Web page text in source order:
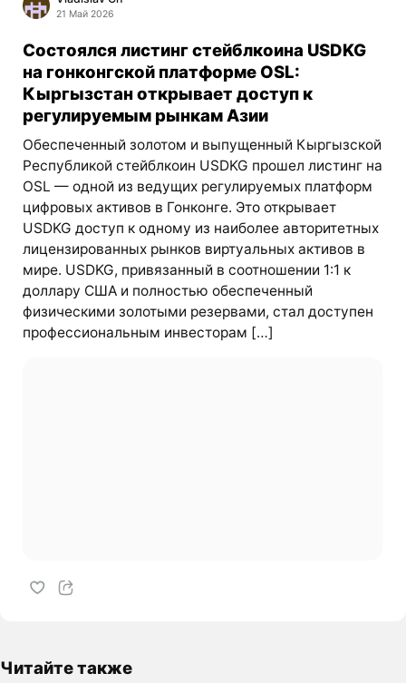
21 Май 2026
Состоялся листинг стейблкоина USDKG
на гонконгской платформе OSL:
Кыргызстан открывает доступ к
регулируемым рынкам Азии
Обеспеченный золотом и выпущенный Кыргызской
Республикой стейблкоин USDKG прошел листинг на
OSL — одной из ведущих регулируемых платформ
цифровых активов в Гонконге. Это открывает
USDKG доступ к одному из наиболее авторитетных
лицензированных рынков виртуальных активов в
мире. USDKG, привязанный в соотношении 1:1 к
доллару США и полностью обеспеченный
физическими золотыми резервами, стал доступен
профессиональным инвесторам […]
Читайте также